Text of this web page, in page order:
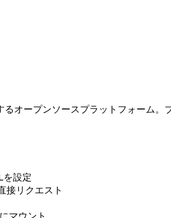
ープンソースプラットフォーム。
を設定
接リクエスト